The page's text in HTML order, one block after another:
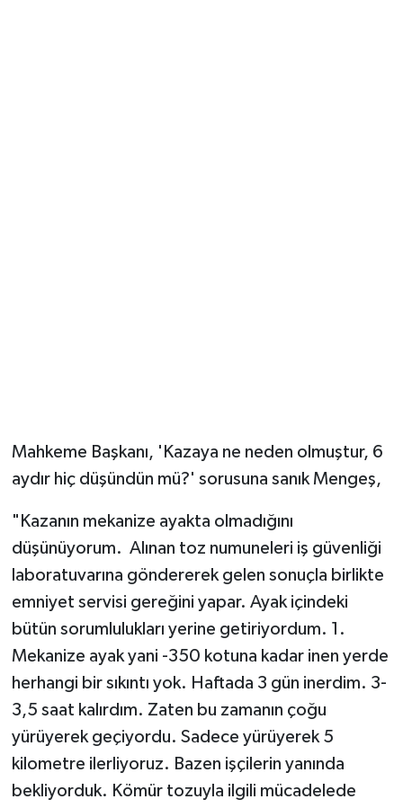
Mahkeme Başkanı, 'Kazaya ne neden olmuştur, 6
aydır hiç düşündün mü?' sorusuna sanık Mengeş,
"Kazanın mekanize ayakta olmadığını
düşünüyorum. Alınan toz numuneleri iş güvenliği
laboratuvarına göndererek gelen sonuçla birlikte
emniyet servisi gereğini yapar. Ayak içindeki
bütün sorumlulukları yerine getiriyordum. 1.
Mekanize ayak yani -350 kotuna kadar inen yerde
herhangi bir sıkıntı yok. Haftada 3 gün inerdim. 3-
3,5 saat kalırdım. Zaten bu zamanın çoğu
yürüyerek geçiyordu. Sadece yürüyerek 5
kilometre ilerliyoruz. Bazen işçilerin yanında
bekliyorduk. Kömür tozuyla ilgili mücadelede